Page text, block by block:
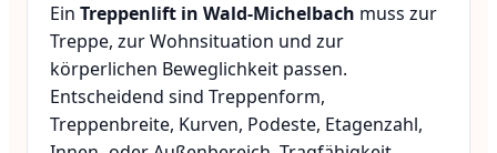
Ein Treppenlift in Wald-Michelbach muss zur
Treppe, zur Wohnsituation und zur
körperlichen Beweglichkeit passen.
Entscheidend sind Treppenform,
Treppenbreite, Kurven, Podeste, Etagenzahl,